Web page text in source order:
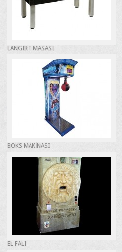
LANGIRT MASASI
BOKS MAKİNASI
EL FALI